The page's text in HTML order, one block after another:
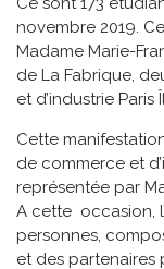
novembre 2019.
Madame Marie-
de La Fabrique,
et d’industrie Paris
Cette
de commerce et
représentée par
A cette occasion,
personnes,
et des partenaires